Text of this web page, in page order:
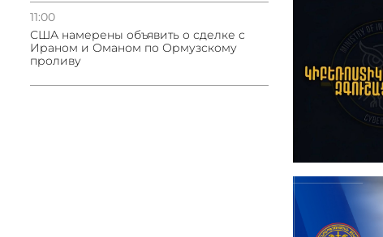
11:00
США намерены объявить о сделке с
Ираном и Оманом по Ормузскому
проливу